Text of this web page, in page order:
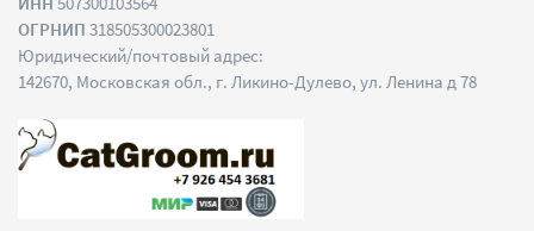
ОГРНИП 318505300023801
Юридический/почтовый адрес:
142670, Московская обл., г. Ликино-Дулево, ул. Ленина д 78